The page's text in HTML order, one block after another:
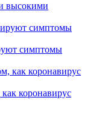
высокими
симптомы
коронавирус